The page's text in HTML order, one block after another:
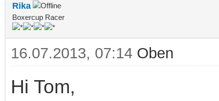
Rika
Boxercup Racer
16.07.2013, 07:14 Oben
Hi Tom,